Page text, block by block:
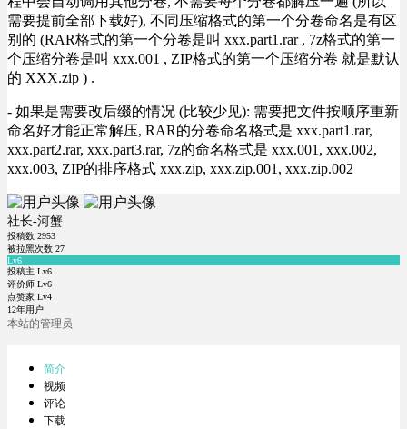
需要提前全部下载好), 不同压缩格式的第一个分卷命名是有区
别的 (RAR格式的第一个分卷是叫 xxx.part1.rar , 7z格式的第一
个压缩分卷是叫 xxx.001 , ZIP格式的第一个压缩分卷 就是默认
的 XXX.zip ) .
- 如果是需要改后缀的情况 (比较少见): 需要把文件按顺序重新
命名好才能正常解压, RAR的分卷命名格式是 xxx.part1.rar,
xxx.part2.rar, xxx.part3.rar, 7z的命名格式是 xxx.001, xxx.002,
xxx.003, ZIP的排序格式 xxx.zip, xxx.zip.001, xxx.zip.002
社长-河蟹
投稿数 2953
被拉黑次数 27
Lv6
投稿主 Lv6
评价师 Lv6
点赞家 Lv4
12年用户
本站的管理员
简介
视频
评论
下载